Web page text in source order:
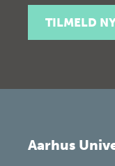
TILMELD
Aarhus